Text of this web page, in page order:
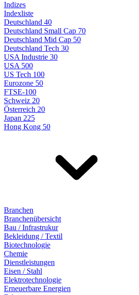
Indizes
Indexliste
Deutschland 40
Deutschland Small Cap 70
Deutschland Mid Cap 50
Deutschland Tech 30
USA Industrie 30
USA 500
US Tech 100
Eurozone 50
FTSE-100
Schweiz 20
Österreich 20
Japan 225
Hong Kong 50
Branchen
Branchenübersicht
Bau / Infrastrukur
Bekleidung / Textil
Biotechnologie
Chemie
Dienstleistungen
Eisen / Stahl
Elektrotechnologie
Erneuerbare Energien